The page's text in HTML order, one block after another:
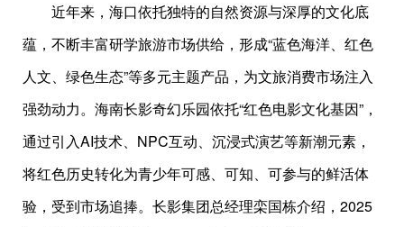
近年来，海口依托独特的自然资源与深厚的文化底
蕴，不断丰富研学旅游市场供给，形成“蓝色海洋、红色
人文、绿色生态”等多元主题产品，为文旅消费市场注入
强劲动力。海南长影奇幻乐园依托“红色电影文化基因”，
通过引入AI技术、NPC互动、沉浸式演艺等新潮元素，
将红色历史转化为青少年可感、可知、可参与的鲜活体
验，受到市场追捧。长影集团总经理栾国栋介绍，2025